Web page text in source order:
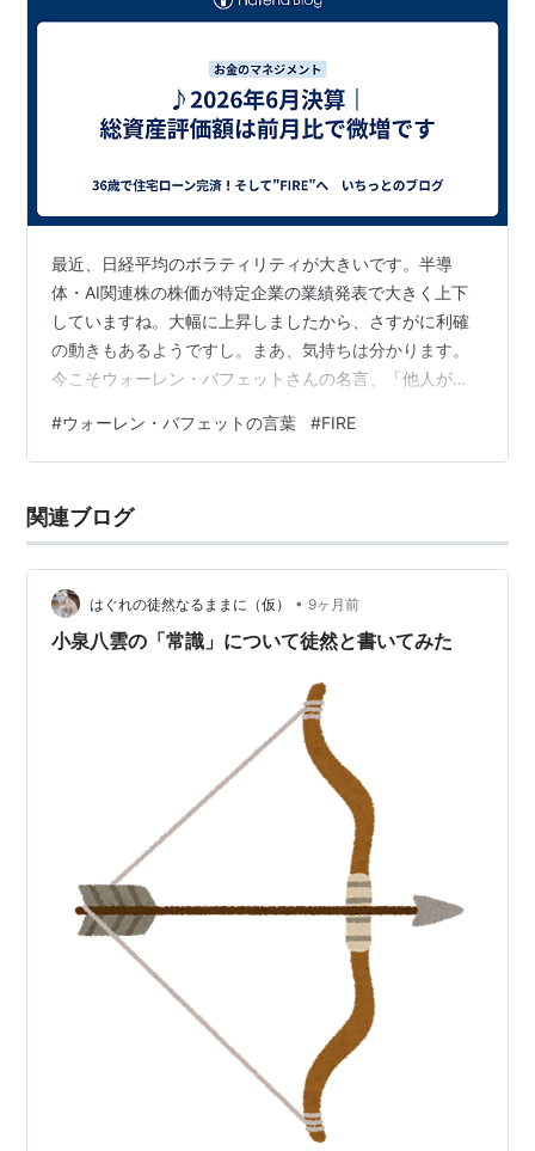
最近、日経平均のボラティリティが大きいです。半導
体・AI関連株の株価が特定企業の業績発表で大きく上下
していますね。大幅に上昇しましたから、さすがに利確
の動きもあるようですし。まあ、気持ちは分かります。
今こそウォーレン・バフェットさんの名言、「他人が貪
れ。」を思い出しましょう。 平日は決算できないので、
一足早く6月分を締めます。先ず、2026年の目標からで
年の目標資産 9,300←9,500→9,700 2026年の増加額
970←1,170→1,370 2025年末時点の総資産 8,…
#ウォーレン・バフェットの言葉 #FIRE
関連ブログ
はぐれの徒然なるままに（仮） • 9ヶ月前
小泉八雲の「常識」について徒然と書いてみた